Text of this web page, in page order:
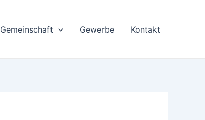
Gemeinschaft Gewerbe Kontakt